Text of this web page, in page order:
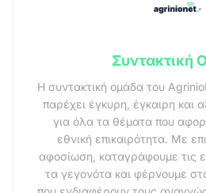
Συντακτική
Η συντακτική ομάδα του
παρέχει έγκυρη, έγκαιρη και
για όλα τα θέματα που
εθνική επικαιρότητα. Με
αφοσίωση, καταγράφουμε τις
τα γεγονότα και φέρνουμε